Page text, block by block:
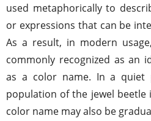
used metaphorically to
or expressions that can be
As a result, in modern
commonly recognized as an
as a color name. In a quiet
population of the jewel beetle
color name may also be